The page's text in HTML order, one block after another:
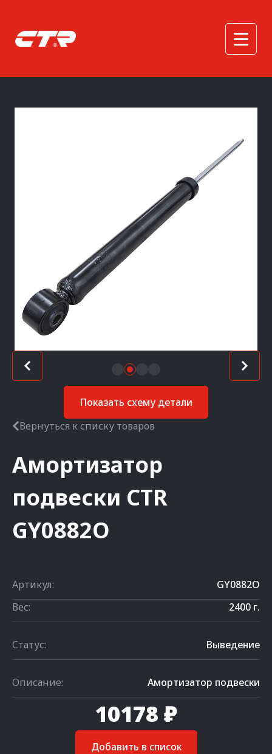
Показать схему детали
Вернуться к списку товаров
Амортизатор
подвески CTR
GY0882O
Артикул:
GY0882O
Вес:
2400 г.
Статус: Выведение
Описание: Амортизатор подвески
10178 ₽
Добавить в список